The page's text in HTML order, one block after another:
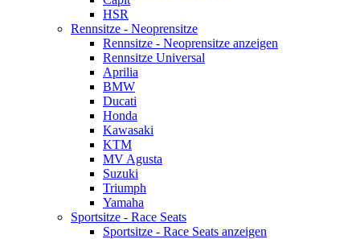
HSR
Rennsitze - Neoprensitze
Rennsitze - Neoprensitze anzeigen
Rennsitze Universal
Aprilia
BMW
Ducati
Honda
Kawasaki
KTM
MV Agusta
Suzuki
Triumph
Yamaha
Sportsitze - Race Seats
Sportsitze - Race Seats anzeigen